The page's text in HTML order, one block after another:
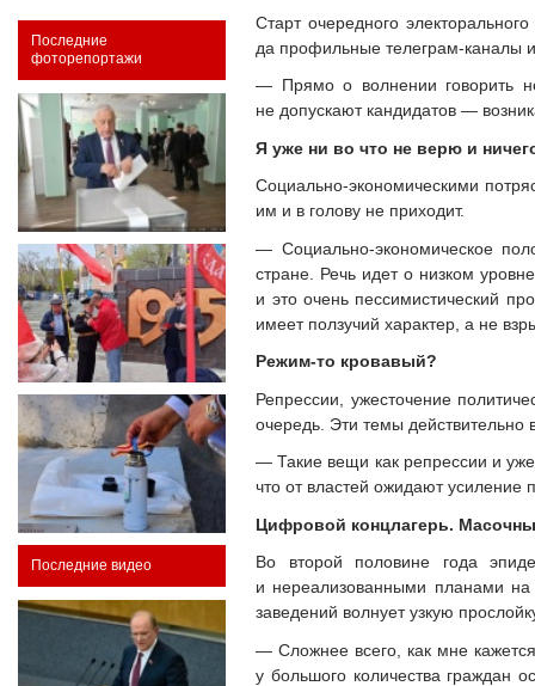
Последние
фоторепортажи
Последние видео
Старт очередного
да профильные телеграм-каналы
— Прямо о волнении говорить
не допускают кандидатов —
Я уже ни во что не верю и
Социально-экономическими
им и в голову не приходит.
— Социально-экономическое
стране. Речь идет о низком
и это очень пессимистический
имеет ползучий характер, а не
Режим-то кровавый?
Репрессии, ужесточение
очередь. Эти темы действительно
— Такие вещи как репрессии и
что от властей ожидают
Цифровой концлагерь.
Во второй половине года
и нереализованными планами на
заведений волнует узкую
— Сложнее всего, как мне
у большого количества граждан